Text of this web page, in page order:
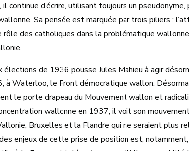
continue d’écrire, utilisant toujours un pseudonyme,
Sa pensée est marquée par trois piliers :
rôle des catholiques dans la problématique
élections de 1936 pousse Jules Mahieu à agir
à Waterloo, le Front démocratique wallon.
le porte drapeau du Mouvement wallon et
wallonne en 1937, il voit son
Bruxelles et la Flandre qui ne seraient plus
enjeux de cette prise de position est,